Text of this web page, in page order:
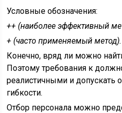
Условные обозначения:
++ (наиболее эффективный
+ (часто применяемый метод).
Конечно, вряд ли можно
Поэтому требования к
реалистичными и допускать
гибкости.
Отбор персонала можно